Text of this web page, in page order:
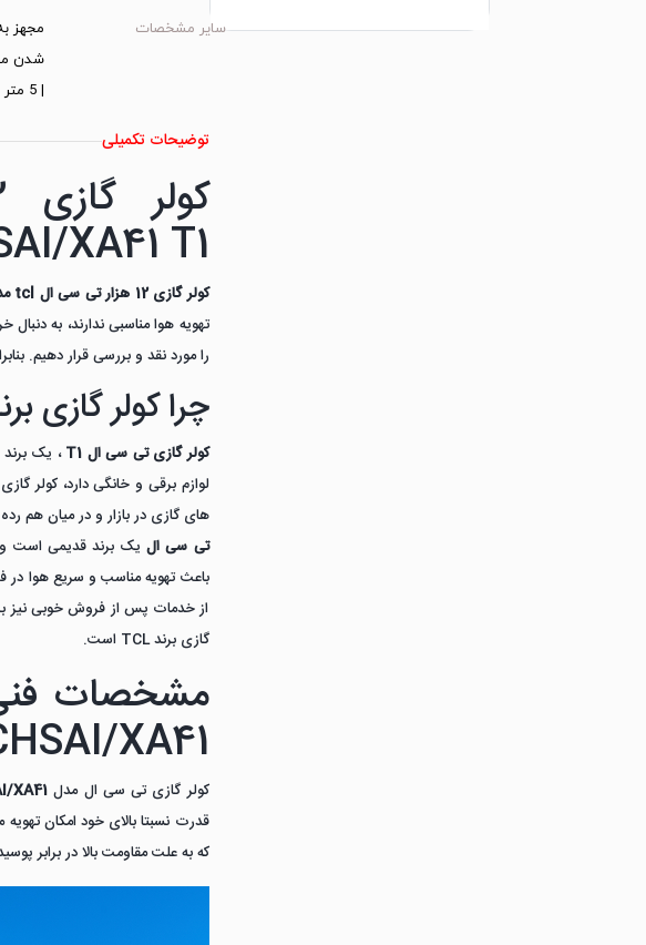
سایر مشخصات
شدن
| 5 متر لوله رایگان | دارای ریموت کنترل
توضیحات تکمیلی
XA41 T1
کولر گازی 12 هزار تی سی ال tcl مدل TAC-12 CHSAI/XA41 T1
تهویه هوا مناسبی ندارند، به
را مورد نقد و بررسی قرار دهیم.
چرا کولر گازی
کولر گازی تی سی ال T1
، یک برند
های گازی در بازار و در میان هم
تی سی ال
باعث تهویه مناسب و سریع هوا در
از خدمات پس از فروش خوبی نیز
گازی برند TCL است.
XA41
کولر گازی تی سی ال مدل XA41
قدرت نسبتا بالای خود امکان تهویه
که به علت مقاومت بالا در برابر